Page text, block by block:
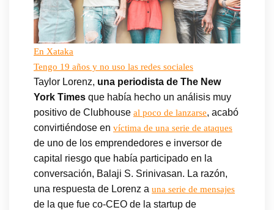
En Xataka
Tengo 19 años y no uso las redes sociales
Taylor Lorenz, una periodista de The New
York Times que había hecho un análisis muy
positivo de Clubhouse al poco de lanzarse, acabó
convirtiéndose en víctima de una serie de ataques
de uno de los emprendedores e inversor de
capital riesgo que había participado en la
conversación, Balaji S. Srinivasan. La razón,
una respuesta de Lorenz a una serie de mensajes
de la que fue co-CEO de la startup de